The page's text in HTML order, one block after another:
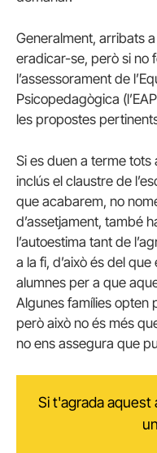
Generalment, arribats
eradicar-se, però si no
l’assessorament de
Psicopedagògica
les propostes
Si es duen a terme tots
inclús el claustre de
que acabarem, no
d’assetjament, també
l’autoestima tant de
a la fi, d’això és del
alumnes per a que
Algunes famílies opten
però això no és més
no ens assegura que
Si t'agrada